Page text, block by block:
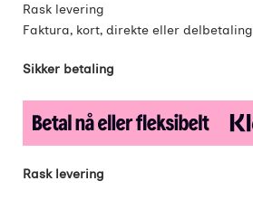
Rask levering
Faktura, kort, direkte eller delbetaling
Sikker betaling
Rask levering